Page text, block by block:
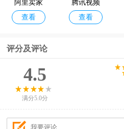
阿里卖家
Mac版
查看
腾讯视频
mac版
查看
评分及评论
4.5
满分5.0分